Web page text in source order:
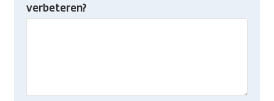
gevonden
verbeteren?